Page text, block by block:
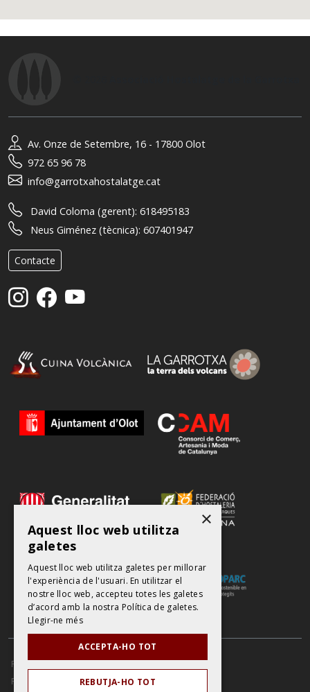
Av. Onze de Setembre, 16 - 17800 Olot
972 65 96 78
info@garrotxahostalatge.cat
David Coloma (gerent): 618495183
Neus Giménez (tècnica): 607401947
Contacte
POLÍTICA DE PROTECCIÓ DE DADES
AVÍS LEGAL
POLÍTICA DE COOKIES
×
Aquest lloc web utilitza
galetes
Aquest lloc web utilitza galetes per millorar
l'experiència de l'usuari. En utilitzar el
nostre lloc web, accepteu totes les galetes
d’acord amb la nostra Política de galetes.
Llegir-ne més
ACCEPTA-HO TOT
REBUTJA-HO TOT